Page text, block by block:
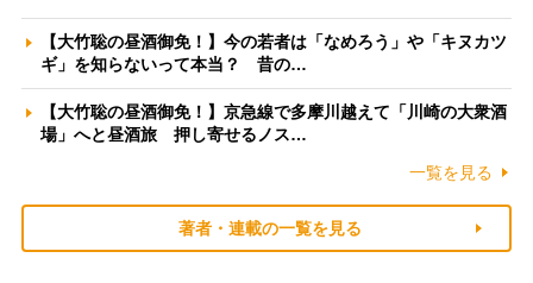
【大竹聡の昼酒御免！】今の若者は「なめろう」や「キヌカツ
ギ」を知らないって本当？ 昔の…
【大竹聡の昼酒御免！】京急線で多摩川越えて「川崎の大衆酒
場」へと昼酒旅 押し寄せるノス…
一覧を見る
著者・連載の一覧を見る